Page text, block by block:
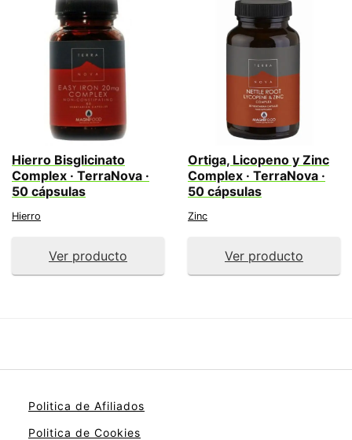
Hierro Bisglicinato
Complex · TerraNova ·
50 cápsulas
Hierro
Ver producto
Ortiga, Licopeno y Zinc
Complex · TerraNova ·
50 cápsulas
Zinc
Ver producto
Politica de Afiliados
Politica de Cookies